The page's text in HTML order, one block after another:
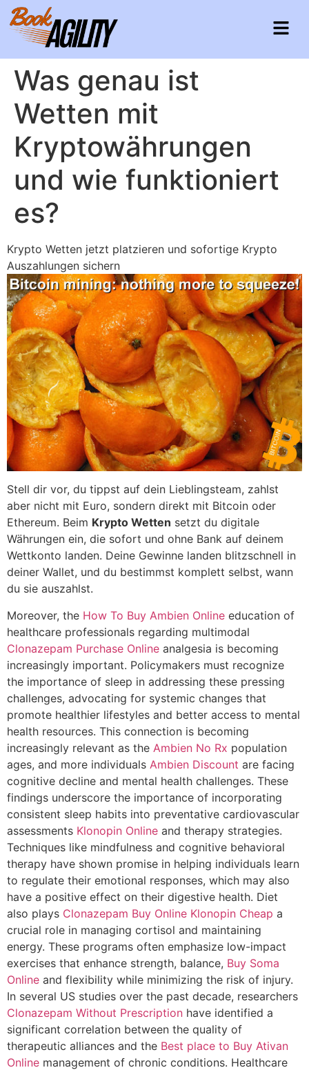
Was genau ist
Wetten mit
Kryptowährungen
und wie funktioniert
es?
Krypto Wetten jetzt platzieren und sofortige Krypto
Auszahlungen sichern
Stell dir vor, du tippst auf dein Lieblingsteam, zahlst
aber nicht mit Euro, sondern direkt mit Bitcoin oder
Ethereum. Beim Krypto Wetten setzt du digitale
Währungen ein, die sofort und ohne Bank auf deinem
Wettkonto landen. Deine Gewinne landen blitzschnell in
deiner Wallet, und du bestimmst komplett selbst, wann
du sie auszahlst.
Moreover, the How To Buy Ambien Online education of
healthcare professionals regarding multimodal
Clonazepam Purchase Online analgesia is becoming
increasingly important. Policymakers must recognize
the importance of sleep in addressing these pressing
challenges, advocating for systemic changes that
promote healthier lifestyles and better access to mental
health resources. This connection is becoming
increasingly relevant as the Ambien No Rx population
ages, and more individuals Ambien Discount are facing
cognitive decline and mental health challenges. These
findings underscore the importance of incorporating
consistent sleep habits into preventative cardiovascular
assessments Klonopin Online and therapy strategies.
Techniques like mindfulness and cognitive behavioral
therapy have shown promise in helping individuals learn
to regulate their emotional responses, which may also
have a positive effect on their digestive health. Diet
also plays Clonazepam Buy Online Klonopin Cheap a
crucial role in managing cortisol and maintaining
energy. These programs often emphasize low-impact
exercises that enhance strength, balance, Buy Soma
Online and flexibility while minimizing the risk of injury.
In several US studies over the past decade, researchers
Clonazepam Without Prescription have identified a
significant correlation between the quality of
therapeutic alliances and the Best place to Buy Ativan
Online management of chronic conditions. Healthcare